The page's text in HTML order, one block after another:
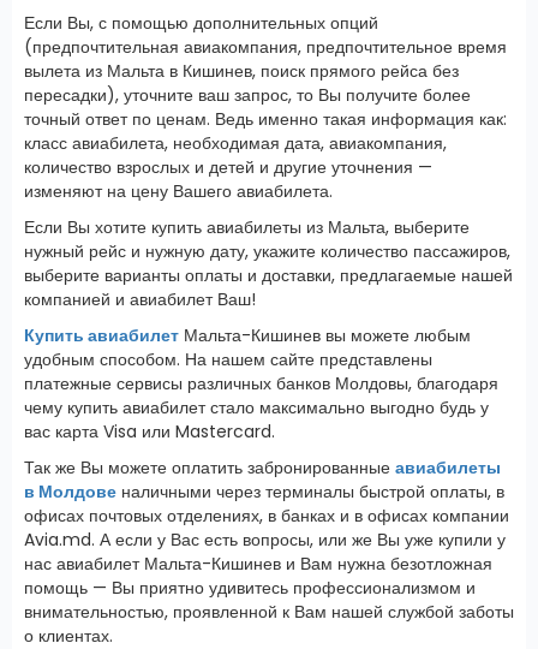
Если Вы, с помощью дополнительных опций
(предпочтительная авиакомпания, предпочтительное время
вылета из Мальта в Кишинев, поиск прямого рейса без
пересадки), уточните ваш запрос, то Вы получите более
точный ответ по ценам. Ведь именно такая информация как:
класс авиабилета, необходимая дата, авиакомпания,
количество взрослых и детей и другие уточнения —
изменяют на цену Вашего авиабилета.
Если Вы хотите купить авиабилеты из Мальта, выберите
нужный рейс и нужную дату, укажите количество пассажиров,
выберите варианты оплаты и доставки, предлагаемые нашей
компанией и авиабилет Ваш!
Купить авиабилет Мальта-Кишинев вы можете любым
удобным способом. На нашем сайте представлены
платежные сервисы различных банков Молдовы, благодаря
чему купить авиабилет стало максимально выгодно будь у
вас карта Visa или Mastercard.
Так же Вы можете оплатить забронированные авиабилеты
в Молдове наличными через терминалы быстрой оплаты, в
офисах почтовых отделениях, в банках и в офисах компании
Avia.md. А если у Вас есть вопросы, или же Вы уже купили у
нас авиабилет Мальта-Кишинев и Вам нужна безотложная
помощь — Вы приятно удивитесь профессионализмом и
внимательностью, проявленной к Вам нашей службой заботы
о клиентах.